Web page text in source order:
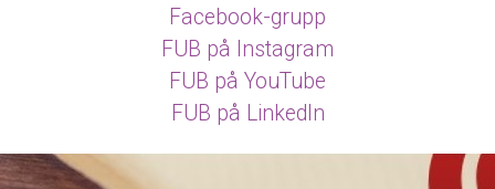
Facebook-grupp
FUB på Instagram
FUB på YouTube
FUB på LinkedIn